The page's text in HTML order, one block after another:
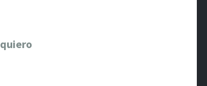
quiero